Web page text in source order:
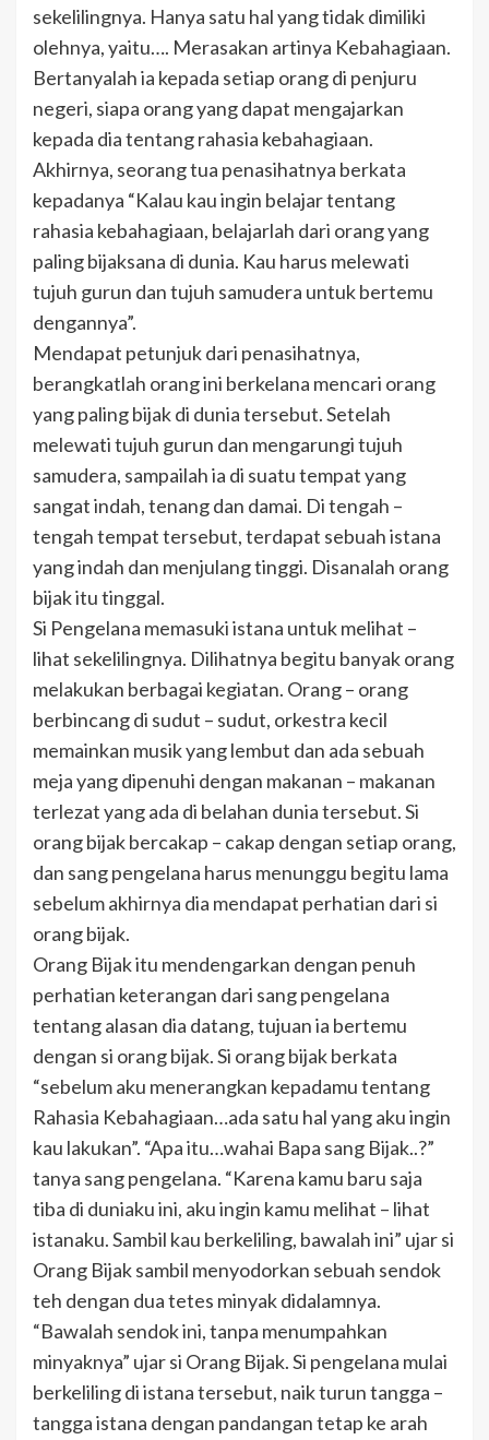
sekelilingnya. Hanya satu hal yang tidak dimiliki
olehnya, yaitu…. Merasakan artinya Kebahagiaan.
Bertanyalah ia kepada setiap orang di penjuru
negeri, siapa orang yang dapat mengajarkan
kepada dia tentang rahasia kebahagiaan.
Akhirnya, seorang tua penasihatnya berkata
kepadanya “Kalau kau ingin belajar tentang
rahasia kebahagiaan, belajarlah dari orang yang
paling bijaksana di dunia. Kau harus melewati
tujuh gurun dan tujuh samudera untuk bertemu
dengannya”.
Mendapat petunjuk dari penasihatnya,
berangkatlah orang ini berkelana mencari orang
yang paling bijak di dunia tersebut. Setelah
melewati tujuh gurun dan mengarungi tujuh
samudera, sampailah ia di suatu tempat yang
sangat indah, tenang dan damai. Di tengah –
tengah tempat tersebut, terdapat sebuah istana
yang indah dan menjulang tinggi. Disanalah orang
bijak itu tinggal.
Si Pengelana memasuki istana untuk melihat –
lihat sekelilingnya. Dilihatnya begitu banyak orang
melakukan berbagai kegiatan. Orang – orang
berbincang di sudut – sudut, orkestra kecil
memainkan musik yang lembut dan ada sebuah
meja yang dipenuhi dengan makanan – makanan
terlezat yang ada di belahan dunia tersebut. Si
orang bijak bercakap – cakap dengan setiap orang,
dan sang pengelana harus menunggu begitu lama
sebelum akhirnya dia mendapat perhatian dari si
orang bijak.
Orang Bijak itu mendengarkan dengan penuh
perhatian keterangan dari sang pengelana
tentang alasan dia datang, tujuan ia bertemu
dengan si orang bijak. Si orang bijak berkata
“sebelum aku menerangkan kepadamu tentang
Rahasia Kebahagiaan…ada satu hal yang aku ingin
kau lakukan”. “Apa itu…wahai Bapa sang Bijak..?”
tanya sang pengelana. “Karena kamu baru saja
tiba di duniaku ini, aku ingin kamu melihat – lihat
istanaku. Sambil kau berkeliling, bawalah ini” ujar si
Orang Bijak sambil menyodorkan sebuah sendok
teh dengan dua tetes minyak didalamnya.
“Bawalah sendok ini, tanpa menumpahkan
minyaknya” ujar si Orang Bijak. Si pengelana mulai
berkeliling di istana tersebut, naik turun tangga –
tangga istana dengan pandangan tetap ke arah